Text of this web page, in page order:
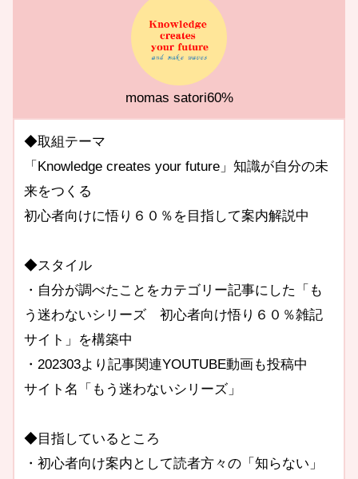
momas satori60%
◆取組テーマ
「Knowledge creates your future」知識が自分の未
来をつくる
初心者向けに悟り６０％を目指して案内解説中
◆スタイル
・自分が調べたことをカテゴリー記事にした「も
う迷わないシリーズ 初心者向け悟り６０％雑記
サイト」を構築中
・202303より記事関連YOUTUBE動画も投稿中
サイト名「もう迷わないシリーズ」
◆目指しているところ
・初心者向け案内として読者方々の「知らない」